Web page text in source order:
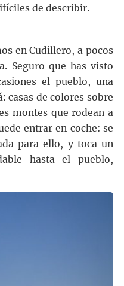
de describir.
en Cudillero, a pocos
Seguro que has visto
el pueblo, una
casas de colores sobre
montes que rodean a
entrar en coche: se
para ello, y toca un
hasta el pueblo,